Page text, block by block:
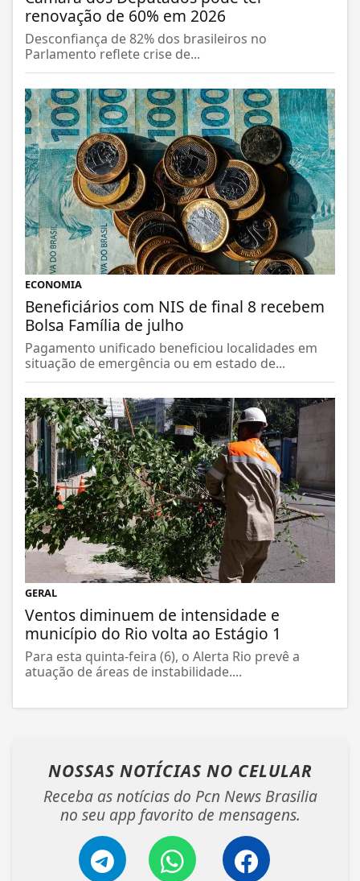
renovação de 60% em 2026
Desconfiança de 82% dos brasileiros no
Parlamento reflete crise de...
ECONOMIA
Beneficiários com NIS de final 8 recebem
Bolsa Família de julho
Pagamento unificado beneficiou localidades em
situação de emergência ou em estado de...
GERAL
Ventos diminuem de intensidade e
município do Rio volta ao Estágio 1
Para esta quinta-feira (6), o Alerta Rio prevê a
atuação de áreas de instabilidade....
NOSSAS NOTÍCIAS NO CELULAR
Receba as notícias do Pcn News Brasilia
no seu app favorito de mensagens.